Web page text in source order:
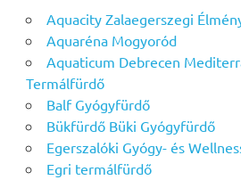
Aquacity Zalaegerszegi
Aquaréna Mogyoród
Aquaticum Debrecen
Termálfürdő
Balf Gyógyfürdő
Bükfürdő Büki Gyógyfürdő
Egerszalóki Gyógy- és
Egri termálfürdő